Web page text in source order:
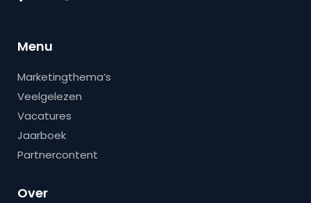
Menu
Marketingthema’s
Veelgelezen
Vacatures
Jaarboek
Partnercontent
Over